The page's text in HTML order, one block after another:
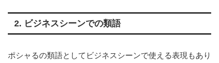
2. ビジネスシーンでの類語
ポシャるの類語としてビジネスシーンで使える表現もあり